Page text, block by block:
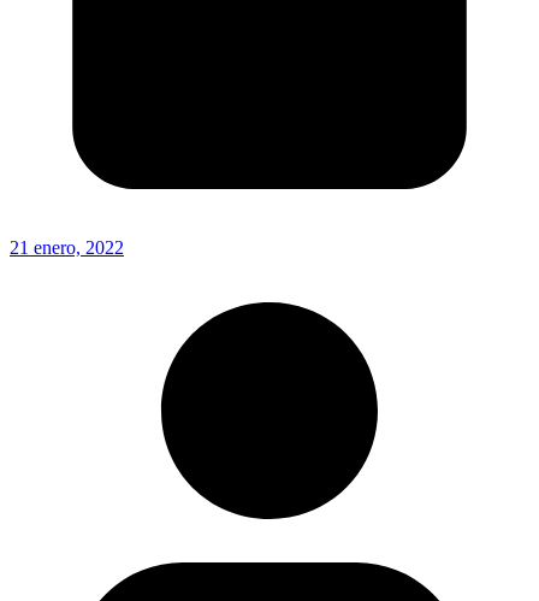
21 enero, 2022